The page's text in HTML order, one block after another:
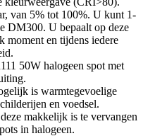
van 5% tot 100%. U kunt 1-
DM300. U bepaalt op deze
moment en tijdens iedere
50W halogeen spot met
is warmtegevoelige
en voedsel.
makkelijk is te vervangen
in halogeen.